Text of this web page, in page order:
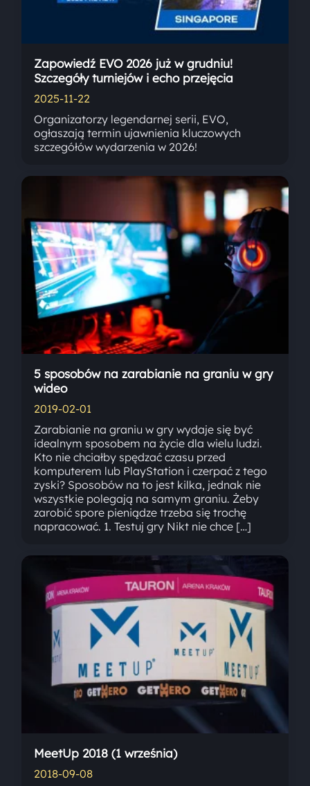
Zapowiedź EVO 2026 już w grudniu!
Szczegóły turniejów i echo przejęcia
2025-11-22
Organizatorzy legendarnej serii, EVO,
ogłaszają termin ujawnienia kluczowych
szczegółów wydarzenia w 2026!
5 sposobów na zarabianie na graniu w gry
wideo
2019-02-01
Zarabianie na graniu w gry wydaje się być
idealnym sposobem na życie dla wielu ludzi.
Kto nie chciałby spędzać czasu przed
komputerem lub PlayStation i czerpać z tego
zyski? Sposobów na to jest kilka, jednak nie
wszystkie polegają na samym graniu. Żeby
zarobić spore pieniądze trzeba się trochę
napracować. 1. Testuj gry Nikt nie chce […]
MeetUp 2018 (1 września)
2018-09-08